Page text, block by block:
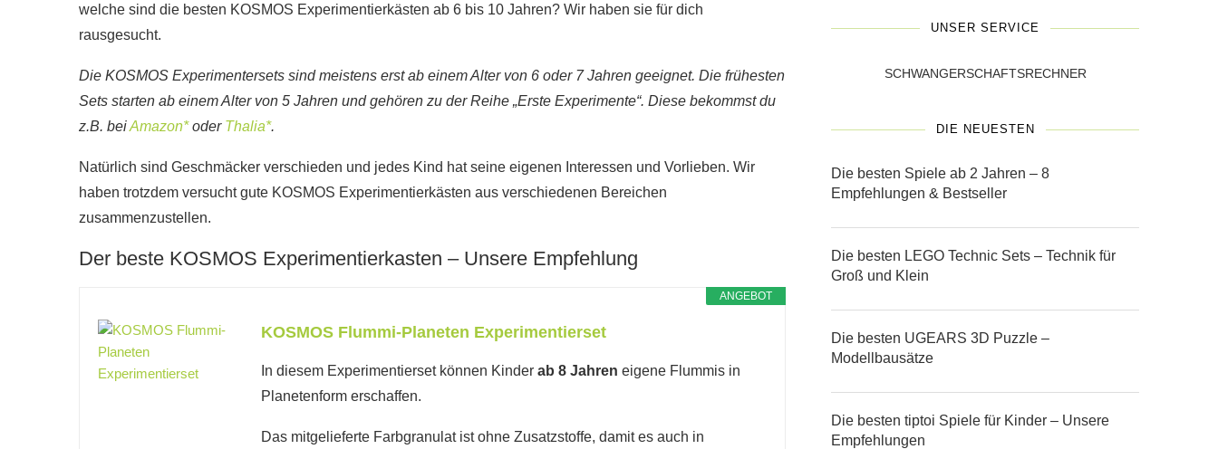
welche sind die besten KOSMOS Experimentierkästen ab 6 bis 10 Jahren? Wir haben sie für dich
rausgesucht.
Die KOSMOS Experimentersets sind meistens erst ab einem Alter von 6 oder 7 Jahren geeignet. Die frühesten
Sets starten ab einem Alter von 5 Jahren und gehören zu der Reihe „Erste Experimente“. Diese bekommst du
z.B. beiAmazon*oder Thalia*.
Natürlich sind Geschmäcker verschieden und jedes Kind hat seine eigenen Interessen und Vorlieben. Wir
haben trotzdem versucht gute KOSMOS Experimentierkästen aus verschiedenen Bereichen
zusammenzustellen.
Der beste KOSMOS Experimentierkasten – Unsere Empfehlung
ANGEBOT
KOSMOS Flummi-Planeten Experimentierset
In diesem Experimentierset können Kinder ab 8 Jahren eigene Flummis in
Planetenform erschaffen.
Das mitgelieferte Farbgranulat ist ohne Zusatzstoffe, damit es auch in
UNSER SERVICE
SCHWANGERSCHAFTSRECHNER
DIE NEUESTEN
Die besten Spiele ab 2 Jahren – 8
Empfehlungen & Bestseller
Die besten LEGO Technic Sets – Technik für
Groß und Klein
Die besten UGEARS 3D Puzzle –
Modellbausätze
Die besten tiptoi Spiele für Kinder – Unsere
Empfehlungen